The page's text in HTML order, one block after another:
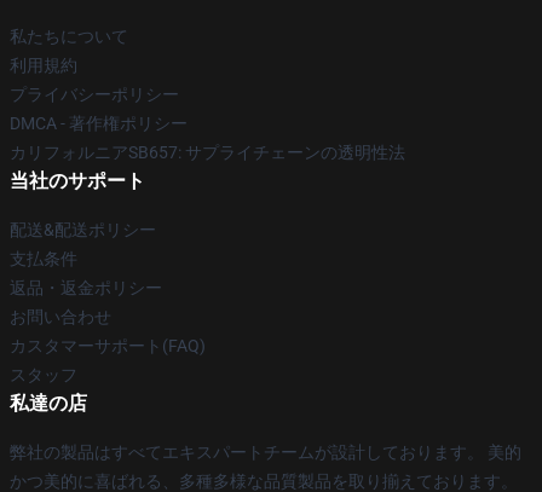
私たちについて
利用規約
プライバシーポリシー
DMCA - 著作権ポリシー
カリフォルニアSB657: サプライチェーンの透明性法
当社のサポート
配送&配送ポリシー
支払条件
返品・返金ポリシー
お問い合わせ
カスタマーサポート(FAQ)
スタッフ
私達の店
弊社の製品はすべてエキスパートチームが設計しております。 美的
かつ美的に喜ばれる、多種多様な品質製品を取り揃えております。